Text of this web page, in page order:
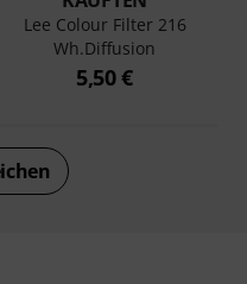
Lee Colour Filter 216
Wh.Diffusion
5,50 €